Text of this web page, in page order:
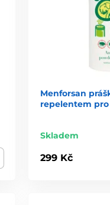
Menforsan
repelentem pro
Skladem
299 Kč